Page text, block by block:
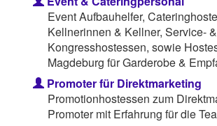
Event Aufbauhelfer,
Kellnerinnen & Kellner, Service- &
Kongresshostessen, sowie
Magdeburg für Garderobe &
Promoter für Direktmarketing
Promotionhostessen zum
Promoter mit Erfahrung für die